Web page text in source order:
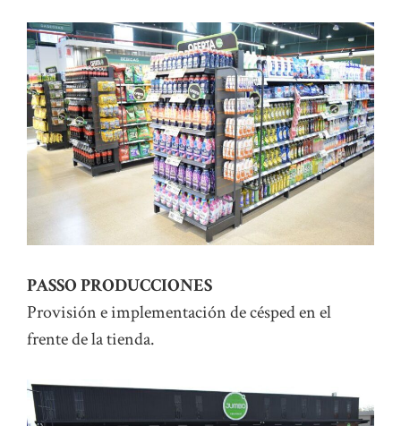
PASSO PRODUCCIONES
Provisión e implementación de césped en el
frente de la tienda.